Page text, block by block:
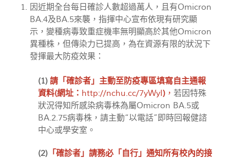
因近期全台每日確診人數超過萬人，且有Omicron
BA.4及BA.5來襲，指揮中心宣布依現有研究顯
示，變種病毒致重症機率無明顯高於其他Omicron
異種株，但傳染力已提高，為在資源有限的狀況下
發揮最大防疫效果：
(1) 請「確診者」主動至防疫專區填寫自主通報
資料(網址： http://nchu.cc/7yWyI) ， 若因特殊
狀況得知所感染病毒株為屬Omicron BA.5或
BA.2.75病毒株，請主動“以電話”即時回報健諮
中心或學安室。
(2) 「確診者」請務必「自行」通知所有校內的接